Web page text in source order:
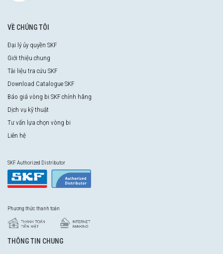
VỀ CHÚNG TÔI
Đại lý ủy quyền SKF
Giới thiệu chung
Tài liệu tra cứu SKF
Download Catalogue SKF
Báo giá vòng bi SKF chính hãng
Dịch vụ kỹ thuật
Tư vấn lựa chọn vòng bi
Liên hệ
SKF Authorized Distributor
Phương thức thanh toán
THÔNG TIN CHUNG